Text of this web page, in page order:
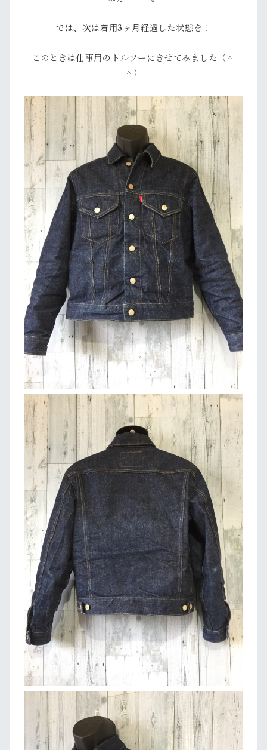
では、次は着用3ヶ月経過した状態を！
このときは仕事用のトルソーにきせてみました（＾
＾）